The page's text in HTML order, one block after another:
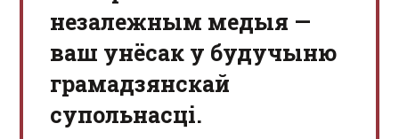
незалежным медыя —
ваш унёсак у будучыню
грамадзянскай
супольнасці.